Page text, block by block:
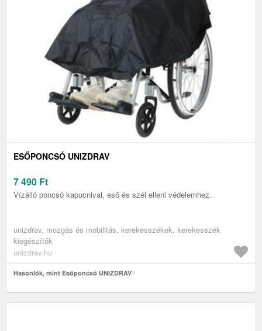
ESŐPONCSÓ UNIZDRAV
7 490 Ft
Vízálló poncsó kapucnival, eső és szél elleni védelemhez.
unizdrav, mozgás és mobilitás, kerekesszékek, kerekesszék
kiegészítők
unizdrav.hu
Hasonlók, mint Esőponcsó UNIZDRAV